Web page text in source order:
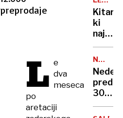
L e
dva
meseca
po
aretaciji
šol
spila
vodo
in se
ŠPORTA
ki
naj
ne bi
znal
peti
PRED
30
LETI
pred
30
leti:
Po